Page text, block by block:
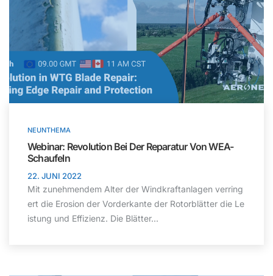
NEUNTHEMA
Webinar: Revolution Bei Der Reparatur Von WEA-
Schaufeln
22. JUNI 2022
Mit zunehmendem Alter der Windkraftanlagen verring
ert die Erosion der Vorderkante der Rotorblätter die Le
istung und Effizienz. Die Blätter...